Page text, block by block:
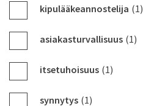
kipulääkeannostelija (1)
asiakasturvallisuus (1)
itsetuhoisuus (1)
synnytys (1)